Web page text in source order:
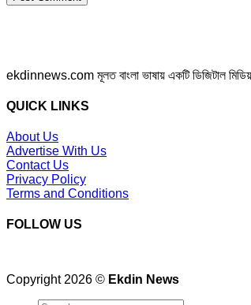
ekdinnews.com মূলত বাংলা ভাষায় একটি ডিজিটাল
QUICK LINKS
About Us
Advertise With Us
Contact Us
Privacy Policy
Terms and Conditions
FOLLOW US
Copyright 2026 © Ekdin News